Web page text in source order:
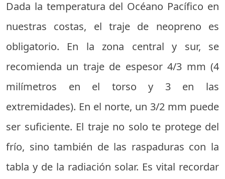
Dada la temperatura del Océano Pacífico en
nuestras costas, el traje de neopreno es
obligatorio. En la zona central y sur, se
recomienda un traje de espesor 4/3 mm (4
milímetros en el torso y 3 en las
extremidades). En el norte, un 3/2 mm puede
ser suficiente. El traje no solo te protege del
frío, sino también de las raspaduras con la
tabla y de la radiación solar. Es vital recordar